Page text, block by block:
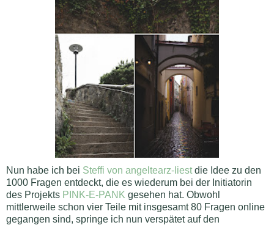
Nun habe ich bei Steffi von angeltearz-liest die Idee zu den
1000 Fragen entdeckt, die es wiederum bei der Initiatorin
des Projekts PINK-E-PANK gesehen hat. Obwohl
mittlerweile schon vier Teile mit insgesamt 80 Fragen online
gegangen sind, springe ich nun verspätet auf den